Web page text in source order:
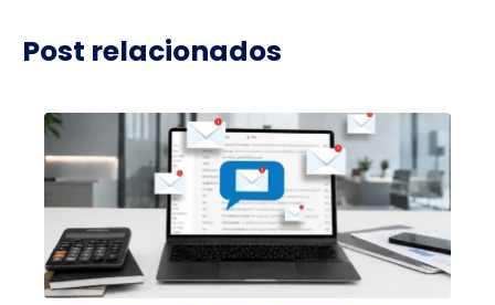
Post relacionados